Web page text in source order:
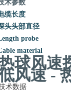
术参数
缆长度
头头部直径
probe
material
球风速
风速 -
术数据